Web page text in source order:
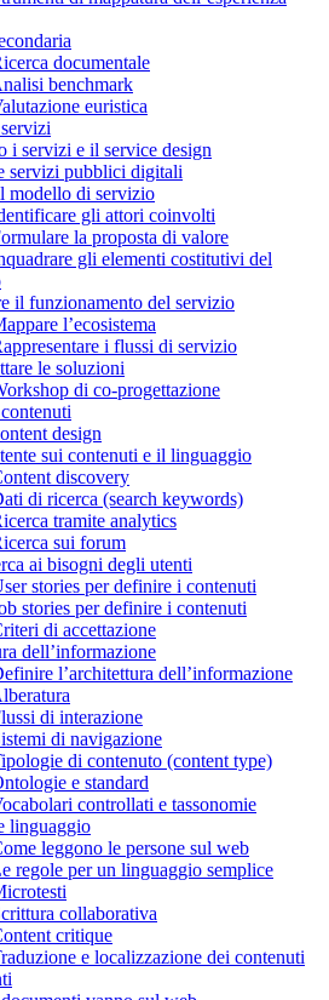
documentale
benchmark
euristica
i servizi e il service design
servizi pubblici digitali
modello di servizio
gli attori coinvolti
la proposta di valore
gli elementi costitutivi del
il funzionamento del servizio
l’ecosistema
i flussi di servizio
le soluzioni
di co-progettazione
design
sui contenuti e il linguaggio
discovery
di ricerca (search keywords)
tramite analytics
sui forum
ai bisogni degli utenti
stories per definire i contenuti
stories per definire i contenuti
di accettazione
dell’informazione
l’architettura dell’informazione
di interazione
di navigazione
di contenuto (content type)
e standard
controllati e tassonomie
linguaggio
leggono le persone sul web
regole per un linguaggio semplice
collaborativa
critique
e localizzazione dei contenuti